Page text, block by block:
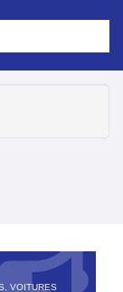
VOITURES